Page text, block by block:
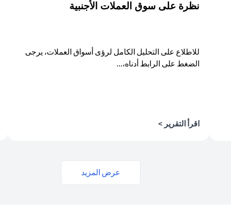
نظرة على سوق العملات الأجنبية
للاطلاع على التحليل الكامل لرؤى أسواق العملات، يرجى
الضغط على الرابط أدناه،...
اقرأ التقرير >
(opens in a new tab)
عرض المزيد